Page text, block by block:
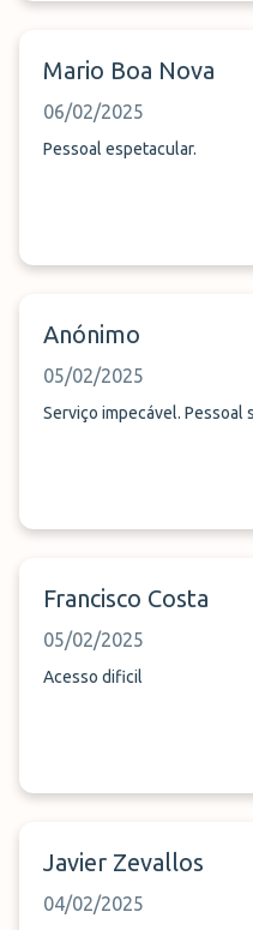
Mario Boa Nova
06/02/2025
Pessoal espetacular.
Anónimo
05/02/2025
Serviço impecável. Pessoal
Francisco Costa
05/02/2025
Acesso dificil
Javier Zevallos
04/02/2025